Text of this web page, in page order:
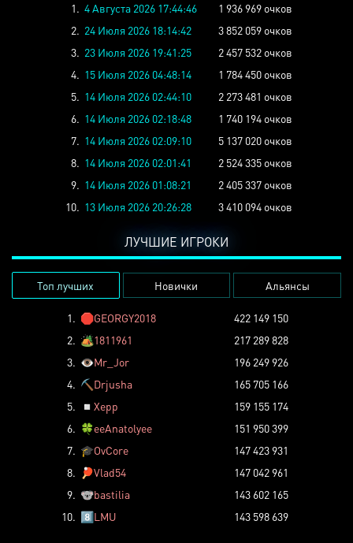
1. 4 Августа 2026 17:44:46
1 936 969 очков
2. 24 Июля 2026 18:14:42
3 852 059 очков
3. 23 Июля 2026 19:41:25
2 457 532 очков
4. 15 Июля 2026 04:48:14
1 784 450 очков
5. 14 Июля 2026 02:44:10
2 273 481 очков
6. 14 Июля 2026 02:18:48
1 740 194 очков
7. 14 Июля 2026 02:09:10
5 137 020 очков
8. 14 Июля 2026 02:01:41
2 524 335 очков
9. 14 Июля 2026 01:08:21
2 405 337 очков
10. 13 Июля 2026 20:26:28 3 410 094 очков
ЛУЧШИЕ ИГРОКИ
Топ лучших Новички Альянсы
1. 🛑GEORGY2018
422 149 150
2. 🏕️1811961
217 289 828
3. 👁️Mr_Jor
196 249 926
4. ⛏️ Drjusha
165 705 166
5.
◽ Xepp
159 155 174
6. 🍀eeAnatolyee
151 950 399
7. 🎓OvCore
147 423 931
8.
🏓Vlad54
147 042 961
9. 🐨bastilia
143 602 165
10. 8️⃣LMU 143 598 639